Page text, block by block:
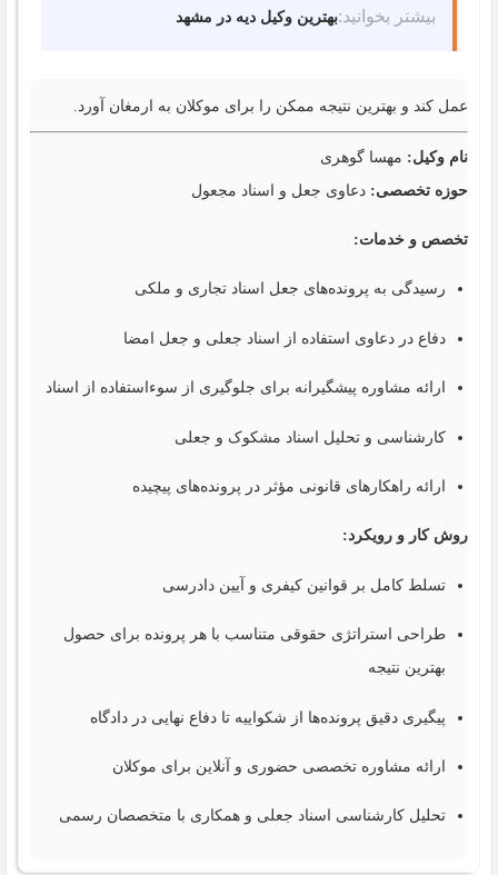
بیشتر بخوانید:بهترین وکیل دیه در مشهد
عمل کند و بهترین نتیجه ممکن را برای موکلان به ارمغان آورد.
نام وکیل: مهسا گوهری
حوزه تخصصی: دعاوی جعل و اسناد مجعول
تخصص و خدمات:
رسیدگی به پرونده‌های جعل اسناد تجاری و ملکی
دفاع در دعاوی استفاده از اسناد جعلی و جعل امضا
ارائه مشاوره پیشگیرانه برای جلوگیری از سوءاستفاده از اسناد
کارشناسی و تحلیل اسناد مشکوک و جعلی
ارائه راهکارهای قانونی مؤثر در پرونده‌های پیچیده
روش کار و رویکرد:
تسلط کامل بر قوانین کیفری و آیین دادرسی
طراحی استراتژی حقوقی متناسب با هر پرونده برای حصول
بهترین نتیجه
پیگیری دقیق پرونده‌ها از شکواییه تا دفاع نهایی در دادگاه
ارائه مشاوره تخصصی حضوری و آنلاین برای موکلان
تحلیل کارشناسی اسناد جعلی و همکاری با متخصصان رسمی